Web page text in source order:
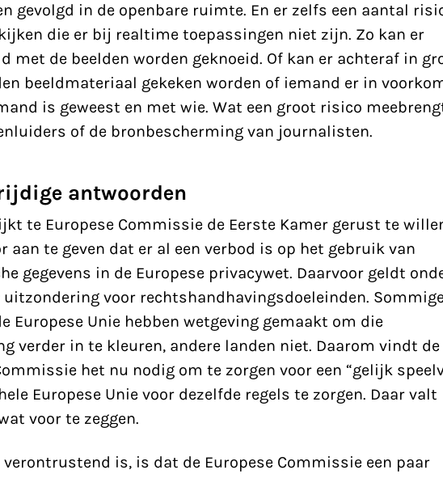
gevolgd in de openbare ruimte. En er zelfs een aantal
die er bij realtime toepassingen niet zijn. Zo kan er
met de beelden worden geknoeid. Of kan er achteraf in
beeldmateriaal gekeken worden of iemand er in
is geweest en met wie. Wat een groot risico
of de bronbescherming van journalisten.
antwoorden
te Europese Commissie de Eerste Kamer gerust te
aan te geven dat er al een verbod is op het gebruik van
gegevens in de Europese privacywet. Daarvoor geldt
uitzondering voor rechtshandhavingsdoeleinden.
Europese Unie hebben wetgeving gemaakt om die
verder in te kleuren, andere landen niet. Daarom vindt de
het nu nodig om te zorgen voor een “gelijk
Europese Unie voor dezelfde regels te zorgen. Daar valt
voor te zeggen.
is, is dat de Europese Commissie een paar